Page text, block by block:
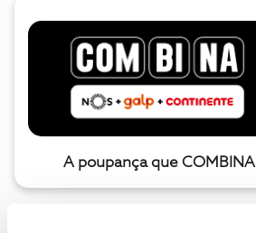
A poupança que COMBINA